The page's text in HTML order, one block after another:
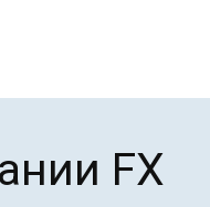
FX